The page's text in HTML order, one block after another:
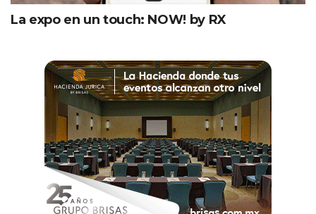
La expo en un touch: NOW! by RX